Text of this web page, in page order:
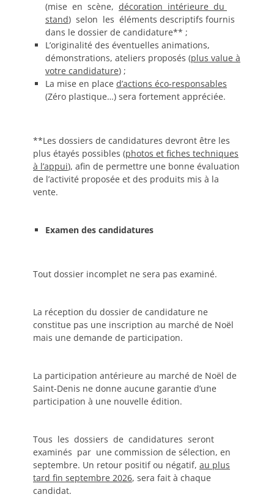
(mise en scène, décoration intérieure du
stand) selon les éléments descriptifs fournis
dans le dossier de candidature** ;
L’originalité des éventuelles animations,
démonstrations, ateliers proposés (plus value à
votre candidature) ;
La mise en place d’actions éco-responsables
(Zéro plastique…) sera fortement appréciée.
**Les dossiers de candidatures devront être les
plus étayés possibles (photos et fiches techniques
à l’appui), afin de permettre une bonne évaluation
de l’activité proposée et des produits mis à la
vente.
Examen des candidatures
Tout dossier incomplet ne sera pas examiné.
La réception du dossier de candidature ne
constitue pas une inscription au marché de Noël
mais une demande de participation.
La participation antérieure au marché de Noël de
Saint-Denis ne donne aucune garantie d’une
participation à une nouvelle édition.
Tous les dossiers de candidatures seront
examinés par une commission de sélection, en
septembre. Un retour positif ou négatif, au plus
tard fin septembre 2026, sera fait à chaque
candidat.